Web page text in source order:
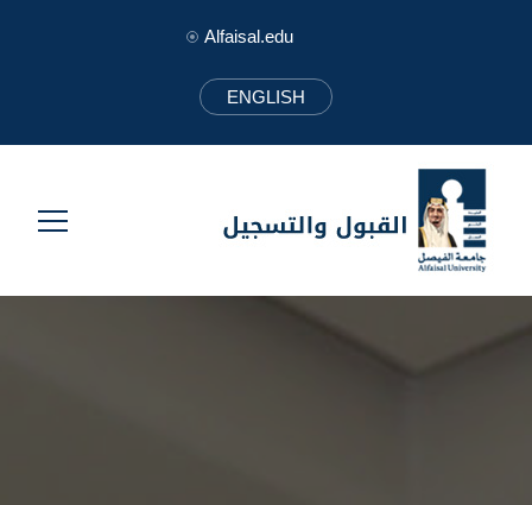
Alfaisal.edu
ENGLISH